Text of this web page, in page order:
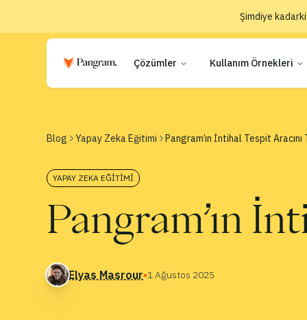
Şimdiye
Çözümler Kullanım Örnekleri
Blog Yapay Zeka Eğitimi Pangram’ın İntihal Tespit Aracını
YAPAY ZEKA EĞITIMI
Pangram’ın
Elyas Masrour▪1 Ağustos 2025